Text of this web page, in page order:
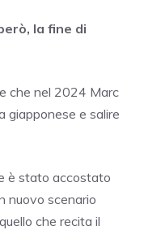
la fine di
che nel 2024 Marc
giapponese e salire
è stato accostato
nuovo scenario
che recita il